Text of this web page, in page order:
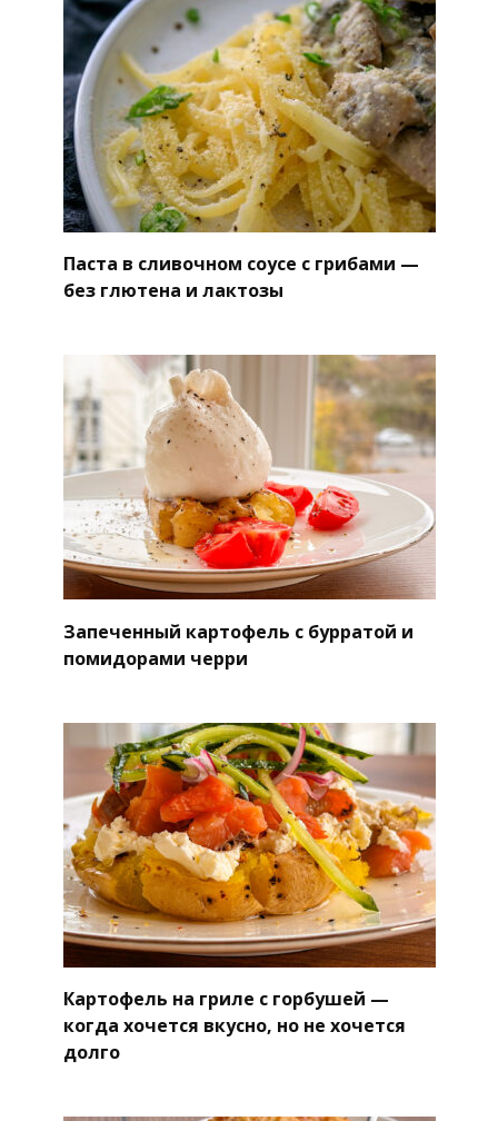
Паста в сливочном соусе с грибами —
без глютена и лактозы
Запеченный картофель с бурратой и
помидорами черри
Картофель на гриле с горбушей —
когда хочется вкусно, но не хочется
долго